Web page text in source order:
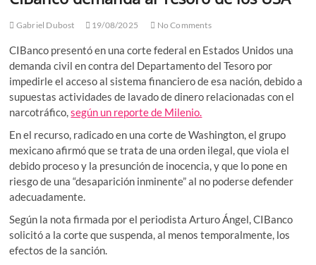
Gabriel Dubost 19/08/2025 No Comments
CIBanco presentó en una corte federal en Estados Unidos una
demanda civil en contra del Departamento del Tesoro por
impedirle el acceso al sistema financiero de esa nación, debido a
supuestas actividades de lavado de dinero relacionadas con el
narcotráfico,según un reporte de Milenio.
En el recurso, radicado en una corte de Washington, el grupo
mexicano afirmó que se trata de una orden ilegal, que viola el
debido proceso y la presunción de inocencia, y que lo pone en
riesgo de una “desaparición inminente” al no poderse defender
adecuadamente.
Según la nota firmada por el periodista Arturo Ángel, CIBanco
solicitó a la corte que suspenda, al menos temporalmente, los
efectos de la sanción.